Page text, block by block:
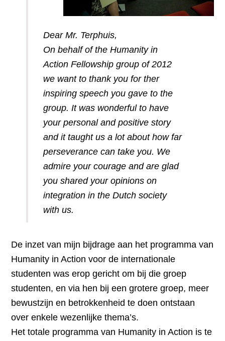
Dear Mr. Terphuis,
On behalf of the Humanity in
Action Fellowship group of 2012
we want to thank you for ther
inspiring speech you gave to the
group. It was wonderful to have
your personal and positive story
and it taught us a lot about how far
perseverance can take you. We
admire your courage and are glad
you shared your opinions on
integration in the Dutch society
with us.
De inzet van mijn bijdrage aan het programma van
Humanity in Action voor de internationale
studenten was erop gericht om bij die groep
studenten, en via hen bij een grotere groep, meer
bewustzijn en betrokkenheid te doen ontstaan
over enkele wezenlijke thema’s.
Het totale programma van Humanity in Action is te